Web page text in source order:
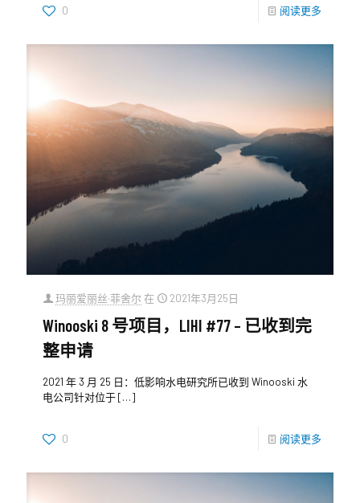
0 阅读更多
玛丽爱丽丝·菲舍尔 在 2021年3月25日
Winooski 8 号项目，LIHI #77 – 已收到完
整申请
2021 年 3 月 25 日：低影响水电研究所已收到 Winooski 水
电公司针对位于[…]
0 阅读更多